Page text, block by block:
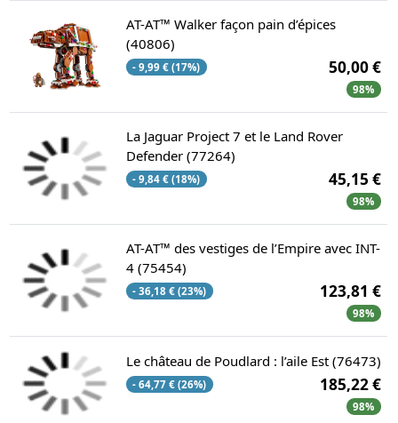
AT-AT™ Walker façon pain d’épices
(40806)
- 9,99 € (17%) 50,00 €
98%
La Jaguar Project 7 et le Land Rover
Defender (77264)
- 9,84 € (18%) 45,15 €
98%
AT-AT™ des vestiges de l’Empire avec INT-
4 (75454)
- 36,18 € (23%) 123,81 €
98%
Le château de Poudlard : l’aile Est (76473)
- 64,77 € (26%) 185,22 €
98%